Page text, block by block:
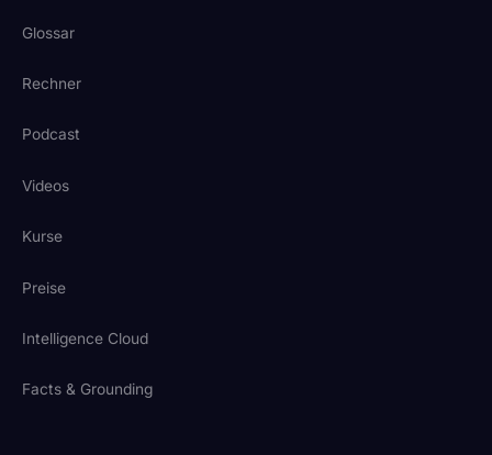
Glossar
Rechner
Podcast
Videos
Kurse
Preise
Intelligence Cloud
Facts & Grounding